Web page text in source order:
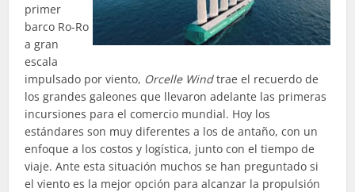
primer
barco Ro-Ro
a gran
escala
impulsado por viento, Orcelle Windtrae el recuerdo de
los grandes galeones que llevaron adelante las primeras
incursiones para el comercio mundial. Hoy los
estándares son muy diferentes a los de antaño, con un
enfoque a los costos y logística, junto con el tiempo de
viaje. Ante esta situación muchos se han preguntado si
el viento es la mejor opción para alcanzar la propulsión